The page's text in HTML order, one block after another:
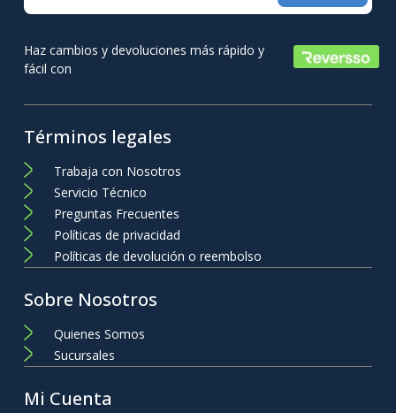
Haz cambios y devoluciones más rápido y
fácil con
Términos legales
Trabaja con Nosotros
Servicio Técnico
Preguntas Frecuentes
Políticas de privacidad
Políticas de devolución o reembolso
Sobre Nosotros
Quienes Somos
Sucursales
Mi Cuenta